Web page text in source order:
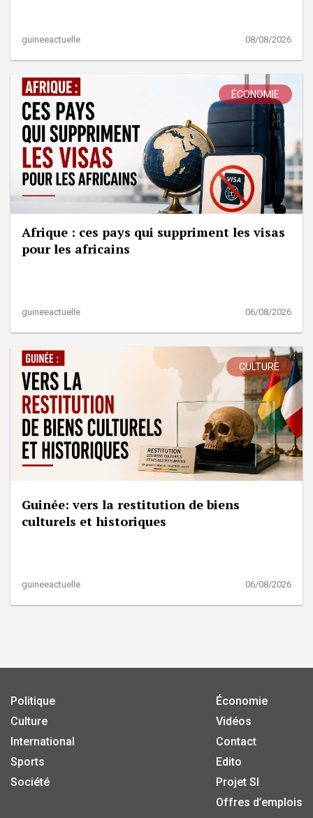
guineeactuelle 08/08/2026
ÉCONOMIE
Afrique : ces pays qui suppriment les visas
pour les africains
guineeactuelle 06/08/2026
CULTURE
Guinée: vers la restitution de biens
culturels et historiques
guineeactuelle 06/08/2026
Politique
Culture
International
Sports
Société
Économie
Vidéos
Contact
Edito
Projet SI
Offres d’emplois